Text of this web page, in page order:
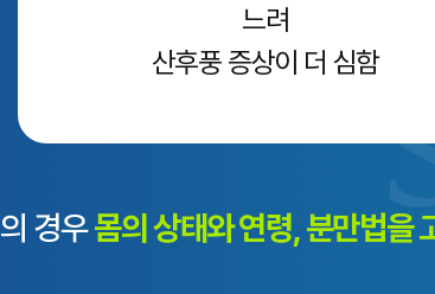
느려
산후풍 증상이 더 심함
경우몸의 상태와 연령, 분만법을